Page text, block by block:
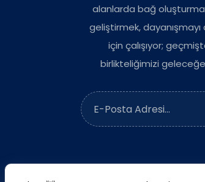
alanlarda bağ
geliştirmek,
için çalışıyor;
birlikteliğimizi